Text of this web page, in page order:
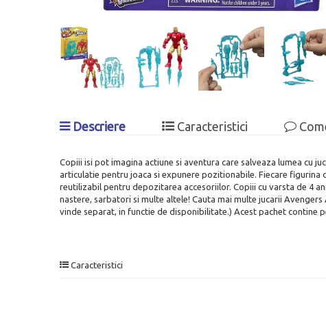
Descriere Caracteristici
Copiii isi pot imagina actiune si aventura care salveaza lumea cu
articulatie pentru joaca si expunere pozitionabile. Fiecare figurina
reutilizabil pentru depozitarea accesoriilor. Copiii cu varsta de 4
nastere, sarbatori si multe altele! Cauta mai multe jucarii
vinde separat, in functie de disponibilitate.) Acest pachet contine
Caracteristici